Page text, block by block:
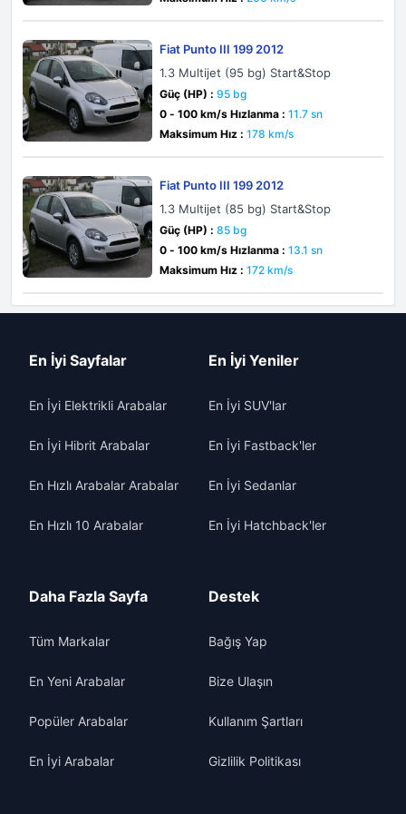
Fiat Punto III 199 2012
1.3 Multijet (95 bg) Start&Stop
Güç (HP) : 95 bg
0 - 100 km/s Hızlanma : 11.7 sn
Maksimum Hız : 178 km/s
Fiat Punto III 199 2012
1.3 Multijet (85 bg) Start&Stop
Güç (HP) : 85 bg
0 - 100 km/s Hızlanma : 13.1 sn
Maksimum Hız : 172 km/s
En İyi Sayfalar
En İyi Elektrikli Arabalar
En İyi Hibrit Arabalar
En Hızlı Arabalar Arabalar
En Hızlı 10 Arabalar
En İyi Yeniler
En İyi SUV'lar
En İyi Fastback'ler
En İyi Sedanlar
En İyi Hatchback'ler
Daha Fazla Sayfa
Tüm Markalar
En Yeni Arabalar
Popüler Arabalar
En İyi Arabalar
Destek
Bağış Yap
Bize Ulaşın
Kullanım Şartları
Gizlilik Politikası